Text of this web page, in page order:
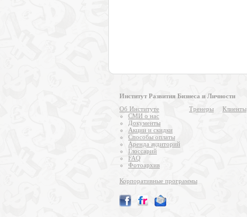
Институт Развития Бизнеса и Личности
Об Институте
СМИ о нас
Документы
Акции и скидки
Способы оплаты
Аренда аудиторий
Глоссарий
FAQ
Фотоархив
Тренеры Клиенты
Корпоративные программы